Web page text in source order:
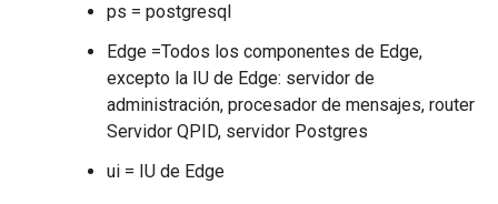
ps = postgresql
Edge =Todos los componentes de Edge,
excepto la IU de Edge: servidor de
administración, procesador de mensajes, router
Servidor QPID, servidor Postgres
ui = IU de Edge